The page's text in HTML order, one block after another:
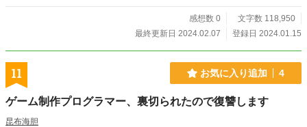
感想数 0
文字数 118,950
最終更新日 2024.02.07
登録日 2024.01.15
11 お気に入り追加 4
ゲーム制作プログラマー、裏切られたので復讐します
昆布海胆